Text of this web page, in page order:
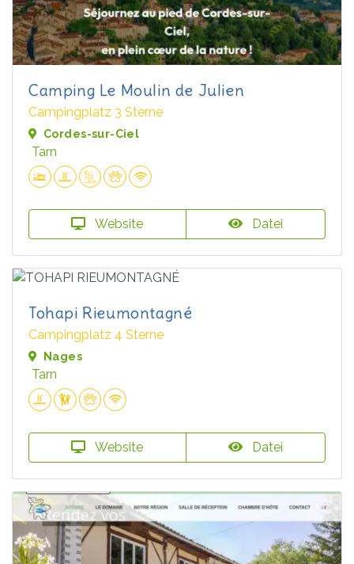
Camping Le Moulin de Julien
Campingplatz 3 Sterne
Cordes-sur-Ciel
Tarn
Website Datei
Tohapi Rieumontagné
Campingplatz 4 Sterne
Nages
Tarn
Website Datei